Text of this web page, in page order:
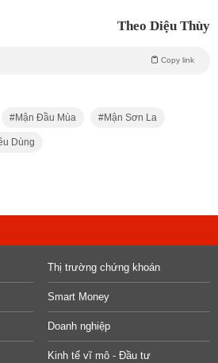
Theo Diệu Thùy
Copy link
Mận Đầu Mùa Mận Sơn La
Dùng
Thị trường chứng khoán
Smart Money
Doanh nghiệp
Kinh tế vĩ mô - Đầu tư